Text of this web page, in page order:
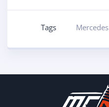
Tags Mercedes